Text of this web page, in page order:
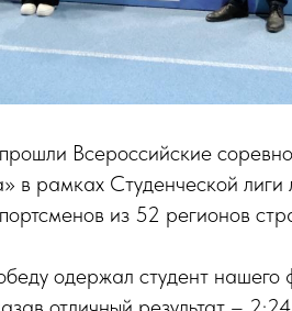
Всероссийские
в рамках Студенческой лиги
из 52 регионов
одержал студент нашего